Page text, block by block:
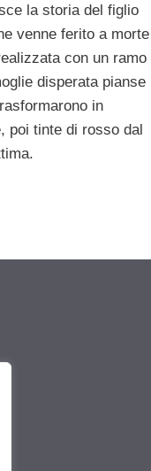
la storia del figlio
venne ferito a morte
con un ramo
disperata pianse
in
poi tinte di rosso dal